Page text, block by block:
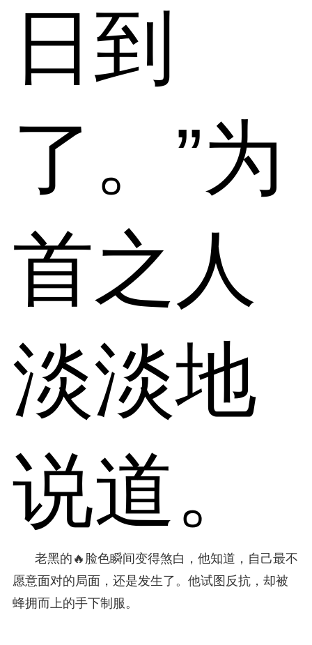
日到
了。”为
首之人
淡淡地
说道。
老黑的🔥脸色瞬间变得煞白，他知道，自己最不
愿意面对的局面，还是发生了。他试图反抗，却被
蜂拥而上的手下制服。